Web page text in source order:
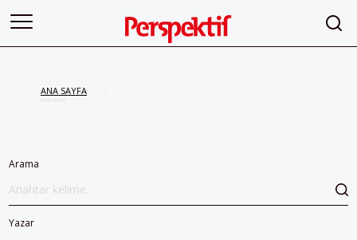
ANA SAYFA
Hasene
Arama
Yazar